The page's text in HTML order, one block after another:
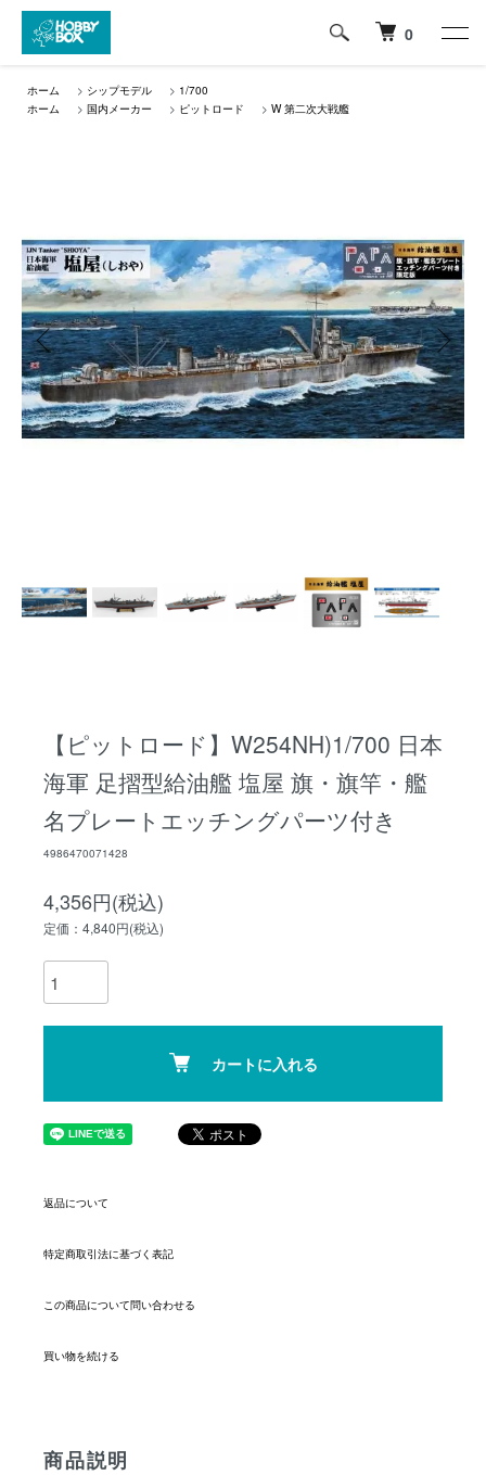
0
ホーム > シップモデル > 1/700
ホーム
> 国内メーカー > ピットロード > W 第二次大戦艦
【ピットロード】W254NH)1/700 日本
海軍 足摺型給油艦 塩屋 旗・旗竿・艦
名プレートエッチングパーツ付き
4986470071428
4,356円(税込)
定価：4,840円(税込)
カートに入れる
返品について
特定商取引法に基づく表記
この商品について問い合わせる
買い物を続ける
商品説明